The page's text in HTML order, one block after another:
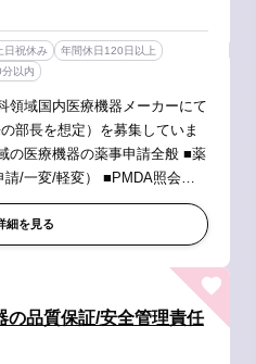
日祝休み
年間休日120日以上
以内
領域国内医療機器メーカーにて
部長を想定）を募集していま
/一変/軽変） ■PMDA照会へ
、および厚労省への保険適用
細を見る
の品質保証/安全管理責任